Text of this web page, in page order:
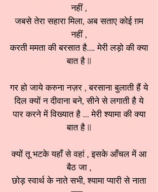
नहीं ,
जबसे तेरा सहारा मिला, अब सताए कोई ग़म
नहीं ,
करती ममता की बरसात है…. मेरी लड़ो की क्या
बात है ||
गर हो जाये करुना नज़र , बरसाना बुलाती हैं ये
दिल क्यों न दीवाना बने, सीने से लगाती है ये
पार करने में विख्यात है … मेरी श्यामा की क्या
बात है ||
क्यों तू भटके यहाँ से वहां , इसके आँचल में आ
बैठ जा ,
छोड़ स्वार्थ के नाते सभी, श्यामा प्यारी से नाता